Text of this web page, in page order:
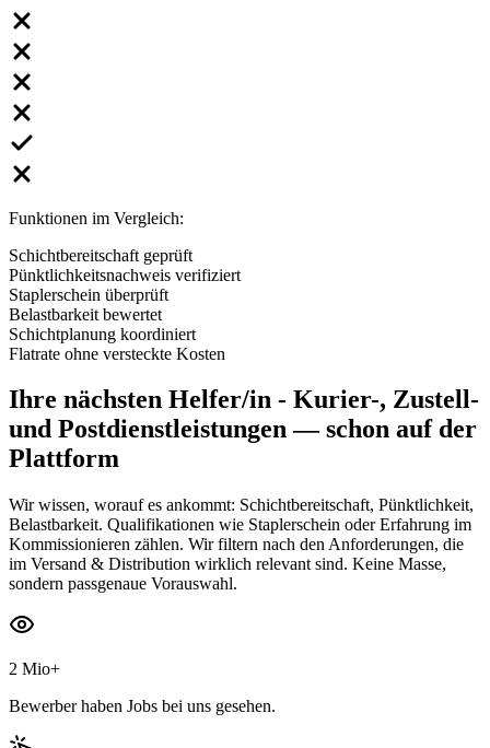
Funktionen im Vergleich:
Schichtbereitschaft geprüft
Pünktlichkeitsnachweis verifiziert
Staplerschein überprüft
Belastbarkeit bewertet
Schichtplanung koordiniert
Flatrate ohne versteckte Kosten
Ihre nächsten Helfer/in - Kurier-, Zustell-
und Postdienstleistungen— schon auf der
Plattform
Wir wissen, worauf es ankommt: Schichtbereitschaft, Pünktlichkeit,
Belastbarkeit. Qualifikationen wie Staplerschein oder Erfahrung im
Kommissionieren zählen. Wir filtern nach den Anforderungen, die
im Versand & Distribution wirklich relevant sind. Keine Masse,
sondern passgenaue Vorauswahl.
2 Mio+
Bewerber haben Jobs bei uns gesehen.